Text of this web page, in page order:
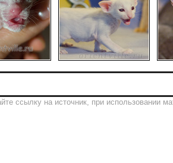
ссылку на источник, при использовании